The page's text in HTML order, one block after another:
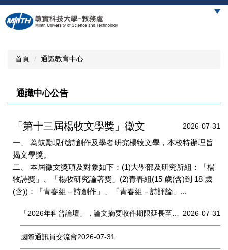
跳
到
主
首頁 通識教育中心
通識中心公告
「第十三屆楊牧文學獎」徵文 2026-07-31
一、 為鼓勵現代詩創作及學者研究楊牧文學，本校特辦理旨
揭文學獎。
二、 本屆徵文獎項及對象如下：(1)大學部及研究所組：「楊
牧詩獎」、「楊牧研究論著獎」(2)青春組(15 歲(含)到 18 歲
(含))：「青春組－詩創作」、「青春組－詩評論」...
「2026年科普論壇」，論文摘要收件期限延長至115年8月3日 2026-07-31
國際通訊員交流會2026-07-31